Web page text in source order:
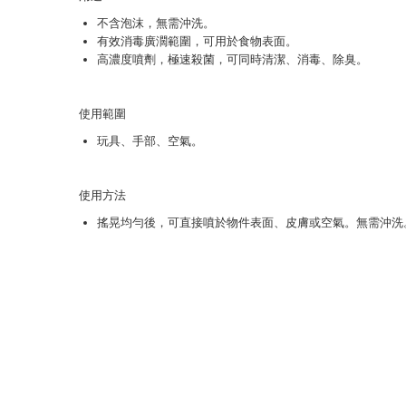
不含泡沫，無需沖洗。
有效消毒廣濶範圍，可用於食物表面。
高濃度噴劑，極速殺菌，可同時清潔、消毒、除臭。
使用範圍
玩具、手部、空氣。
使用方法
搖晃均勻後，可直接噴於物件表面、皮膚或空氣。無需沖洗